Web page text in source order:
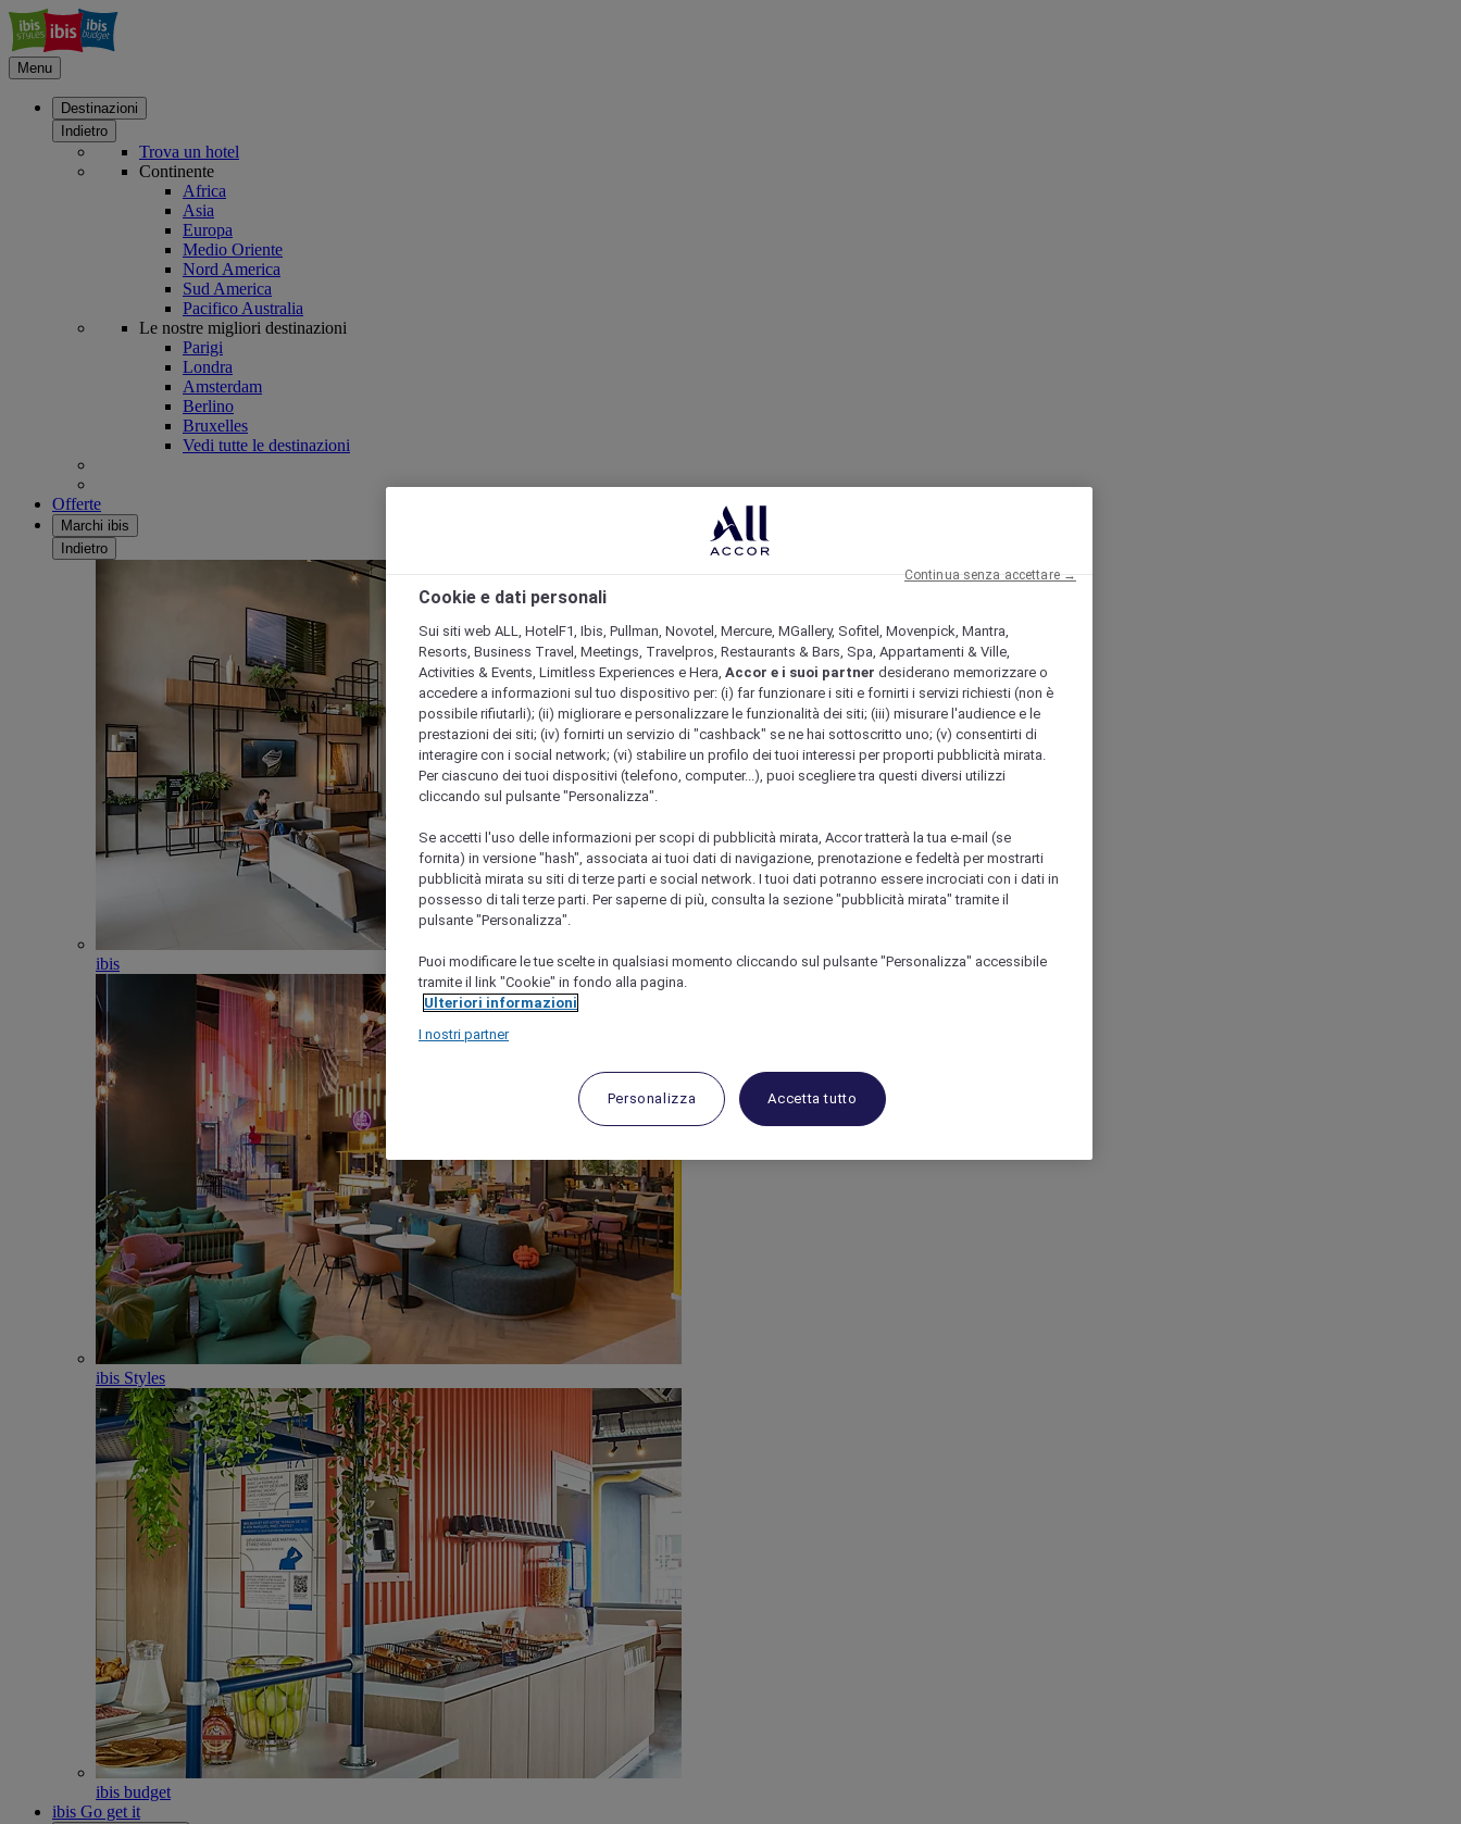
Menu
Destinazioni
Indietro
Trova un hotel
Continente
Africa
Asia
Europa
Medio Oriente
Nord America
Sud America
Pacifico Australia
Le nostre migliori destinazioni
Parigi
Londra
Amsterdam
Berlino
Bruxelles
Vedi tutte le destinazioni
Offerte
Marchi ibis
Indietro
ibis
ibis Styles
ibis budget
ibis Go get it
Cookie e dati personali
Sui siti web ALL, HotelF1, Ibis, Pullman, Novotel, Mercure, MGallery, Sofitel, Movenpick, Mantra,
Resorts, Business Travel, Meetings, Travelpros, Restaurants & Bars, Spa, Appartamenti & Ville,
Activities & Events, Limitless Experiences e Hera, Accor e i suoi partner desiderano memorizzare o
accedere a informazioni sul tuo dispositivo per: (i) far funzionare i siti e fornirti i servizi richiesti (non è
possibile rifiutarli); (ii) migliorare e personalizzare le funzionalità dei siti; (iii) misurare l'audience e le
prestazioni dei siti; (iv) fornirti un servizio di "cashback" se ne hai sottoscritto uno; (v) consentirti di
interagire con i social network; (vi) stabilire un profilo dei tuoi interessi per proporti pubblicità mirata.
Per ciascuno dei tuoi dispositivi (telefono, computer...), puoi scegliere tra questi diversi utilizzi
cliccando sul pulsante "Personalizza".
Se accetti l'uso delle informazioni per scopi di pubblicità mirata, Accor tratterà la tua e-mail (se
fornita) in versione "hash", associata ai tuoi dati di navigazione, prenotazione e fedeltà per mostrarti
pubblicità mirata su siti di terze parti e social network. I tuoi dati potranno essere incrociati con i dati in
possesso di tali terze parti. Per saperne di più, consulta la sezione "pubblicità mirata" tramite il
pulsante "Personalizza".
Puoi modificare le tue scelte in qualsiasi momento cliccando sul pulsante "Personalizza" accessibile
tramite il link "Cookie" in fondo alla pagina.
Ulteriori informazioni
I nostri partner
Personalizza Accetta tutto
Continua senza accettare →